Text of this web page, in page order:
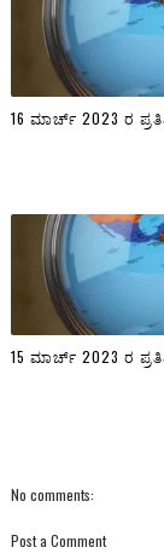
16 ಮಾರ್ಚ್ 2023 ರ
15 ಮಾರ್ಚ್ 2023 ರ
No comments:
Post a Comment